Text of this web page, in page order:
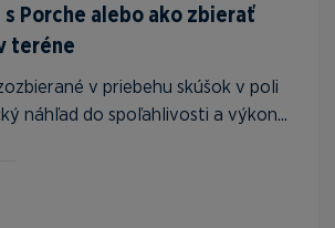
s Porche alebo ako zbierať
teréne
v priebehu skúšok v poli
náhľad do spoľahlivosti a výkon...